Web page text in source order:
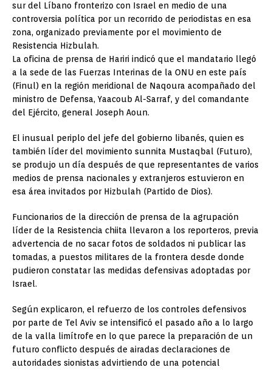
sur del Líbano fronterizo con Israel en medio de una
controversia política por un recorrido de periodistas en esa
zona, organizado previamente por el movimiento de
Resistencia Hizbulah.
La oficina de prensa de Hariri indicó que el mandatario llegó
a la sede de las Fuerzas Interinas de la ONU en este país
(Finul) en la región meridional de Naqoura acompañado del
ministro de Defensa, Yaacoub Al-Sarraf, y del comandante
del Ejército, general Joseph Aoun.
El inusual periplo del jefe del gobierno libanés, quien es
también líder del movimiento sunnita Mustaqbal (Futuro),
se produjo un día después de que representantes de varios
medios de prensa nacionales y extranjeros estuvieron en
esa área invitados por Hizbulah (Partido de Dios).
Funcionarios de la dirección de prensa de la agrupación
líder de la Resistencia chiita llevaron a los reporteros, previa
advertencia de no sacar fotos de soldados ni publicar las
tomadas, a puestos militares de la frontera desde donde
pudieron constatar las medidas defensivas adoptadas por
Israel.
Según explicaron, el refuerzo de los controles defensivos
por parte de Tel Aviv se intensificó el pasado año a lo largo
de la valla limítrofe en lo que parece la preparación de un
futuro conflicto después de airadas declaraciones de
autoridades sionistas advirtiendo de una potencial